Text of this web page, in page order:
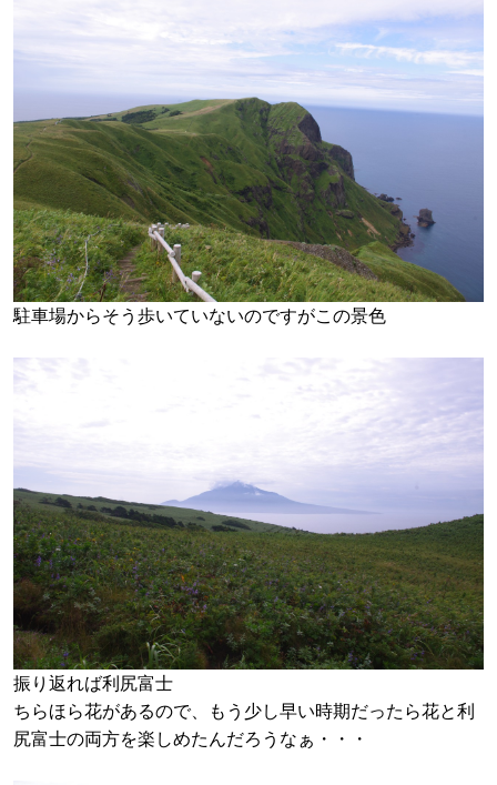
駐車場からそう歩いていないのですがこの景色
振り返れば利尻富士
ちらほら花があるので、もう少し早い時期だったら花と利
尻富士の両方を楽しめたんだろうなぁ・・・